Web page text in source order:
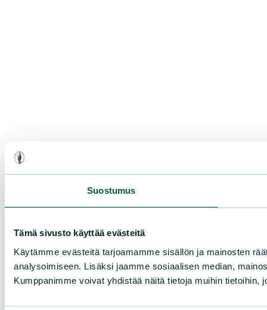
Suostumus
Tämä sivusto käyttää evästeitä
Käytämme evästeitä tarjoamamme sisällön ja mainosten
analysoimiseen. Lisäksi jaamme sosiaalisen median,
Kumppanimme voivat yhdistää näitä tietoja muihin tietoihin,